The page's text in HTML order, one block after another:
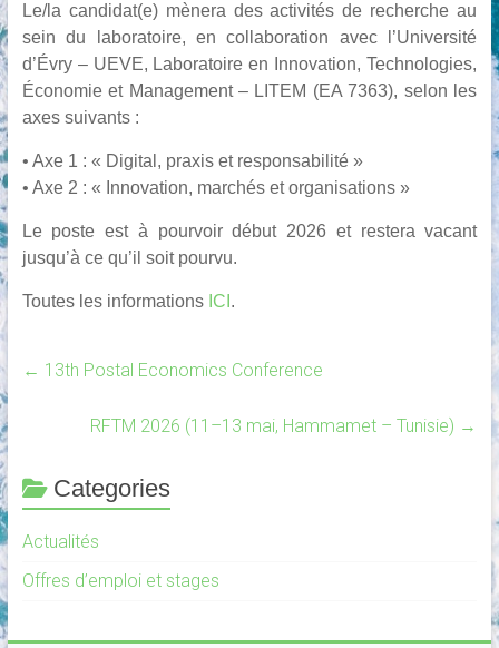
Le/la candidat(e) mènera des activités de recherche au
sein du laboratoire, en collaboration avec l’Université
d’Évry – UEVE, Laboratoire en Innovation, Technologies,
Économie et Management – LITEM (EA 7363), selon les
axes suivants :
• Axe 1 : « Digital, praxis et responsabilité »
• Axe 2 : « Innovation, marchés et organisations »
Le poste est à pourvoir début 2026 et restera vacant
jusqu’à ce qu’il soit pourvu.
Toutes les informations ICI .
← 13th Postal Economics Conference
RFTM 2026 (11–13 mai, Hammamet – Tunisie) →
Categories
Actualités
Offres d’emploi et stages